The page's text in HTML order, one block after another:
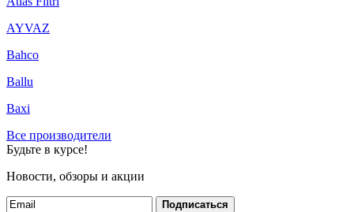
AYVAZ
Bahco
Ballu
Baxi
Все производители
Будьте в курсе!
Новости, обзоры и акции
Подписаться